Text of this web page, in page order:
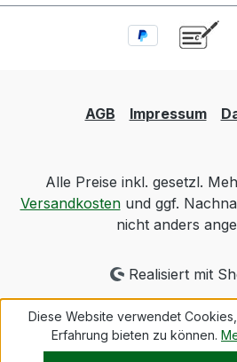
AGB Impressum
Alle Preise inkl. gesetzl.
Versandkostenund ggf.
nicht anders
Realisiert mit
Diese Website verwendet
Erfahrung bieten zu können.